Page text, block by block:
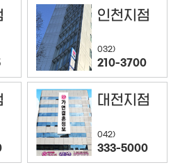
인천지점
032)
210-3700
대전지점
042)
333-5000